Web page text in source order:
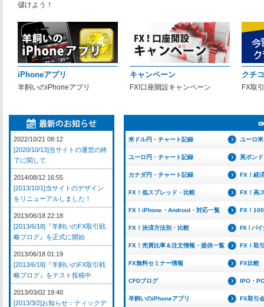
儲けよう！
iPhoneアプリ
羊飼いのiPhoneアプリ
キャンペーン
FX!口座開設キャンペーン
クチ
FX取
米ドル円・チャート記録 ユーロ
ユーロ円・チャート記録 英ポン
カナダ円・チャート記録 FX！経
FX！低スプレッド・比較 FX！高
FX！iPhone・Android・対応一覧 FX！
FX！決済方法別・比較 FX！バイ
FX！売買比率＆注文情報・提供一覧 FX！取
FX無料セミナー情報 FX比較
CFDブログ IPO・
羊飼いのiPhoneアプリ FX取引
2022/10/21 08:12
[2020/10/13]当サイトの運営の終
了に関して
2014/08/12 16:55
[2013/10/1]当サイトのデザイン
をリニューアルしました！
2013/06/18 22:18
[2013/6/18]『羊飼いのFX取引戦
略ブログ』を正式に開始
2013/06/18 01:19
[2013/6/18]『羊飼いのFX取引戦
略ブログ』をテスト投稿中
2013/03/02 19:40
[2013/3/2]お知らせ：ティックデ